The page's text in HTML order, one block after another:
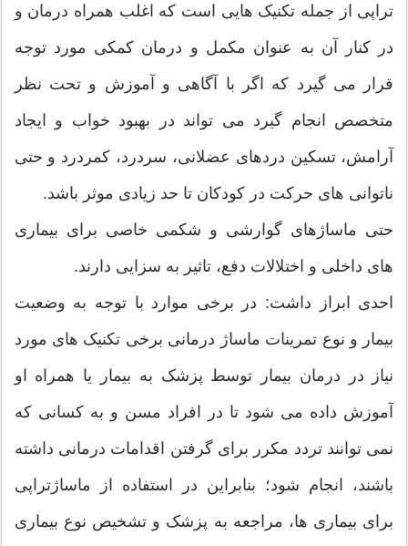
تراپی از جمله تکنیک‌ هایی است که اغلب همراه درمان و
در کنار آن به عنوان مکمل و درمان کمکی مورد توجه
قرار می ‌گیرد که اگر با آگاهی و آموزش و تحت نظر
متخصص انجام گیرد می ‌تواند در بهبود خواب و ایجاد
آرامش، تسکین دردهای عضلانی، سردرد، کمردرد و حتی
ناتوانی‌ های حرکت در کودکان تا حد زیادی موثر باشد.
حتی ماساژهای گوارشی و شکمی خاصی برای بیماری‌
های داخلی و اختلالات دفع، تاثیر به سزایی دارند.
احدی ابراز داشت: در برخی موارد با توجه به وضعیت
بیمار و نوع تمرینات ماساژ درمانی برخی تکنیک ‌های مورد
نیاز در درمان بیمار توسط پزشک به بیمار یا همراه او
آموزش داده می ‌شود تا در افراد مسن و به کسانی که
نمی ‌توانند تردد مکرر برای گرفتن اقدامات درمانی داشته
باشند، انجام شود؛ بنابراین در استفاده از ماساژتراپی
برای بیماری ‌ها، مراجعه به پزشک و تشخیص نوع بیماری